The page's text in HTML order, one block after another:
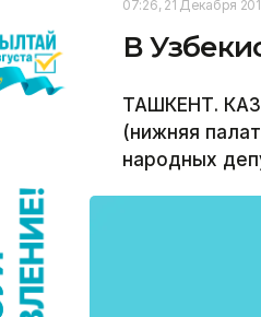
07:26, 21 Декабря
В
ТАШКЕНТ.
(нижняя
народных